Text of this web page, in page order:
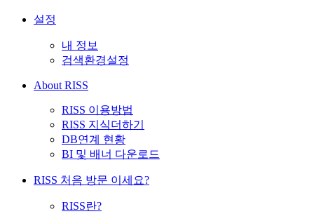
설정
내 정보
검색환경설정
About RISS
RISS 이용방법
RISS 지식더하기
DB연계 현황
BI 및 배너 다운로드
RISS 처음 방문 이세요?
RISS란?